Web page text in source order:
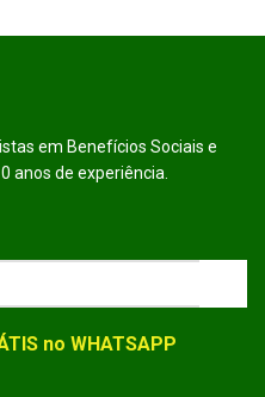
em Benefícios Sociais e
anos de experiência.
no WHATSAPP